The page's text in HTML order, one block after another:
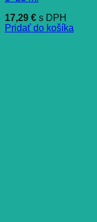
17,29 € s DPH
Pridať do košíka